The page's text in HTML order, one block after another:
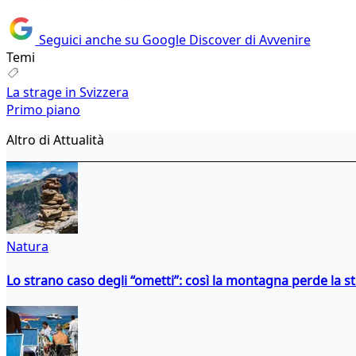
Seguici anche su Google Discover di Avvenire
Temi
La strage in Svizzera
Primo piano
Altro di Attualità
Natura
Lo strano caso degli “ometti”: così la montagna perde la